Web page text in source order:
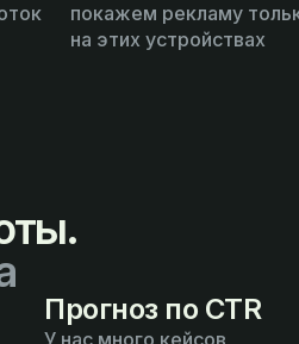
покажем рекламу
на этих устройствах
Прогноз по CTR
У нас много кейсов